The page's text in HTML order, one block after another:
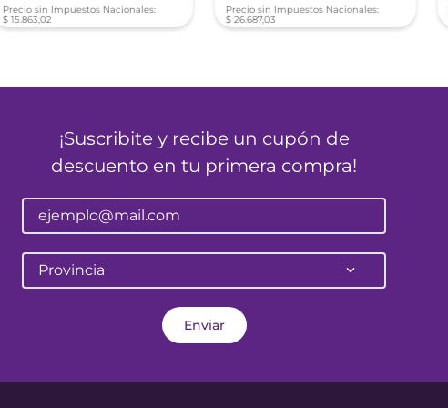
Precio sin Impuestos Nacionales:
$ 15.863,02
Precio sin Impuestos Nacionales:
$ 26.687,03
¡Suscribite y recibe un cupón de
descuento en tu primera compra!
Provincia
Enviar